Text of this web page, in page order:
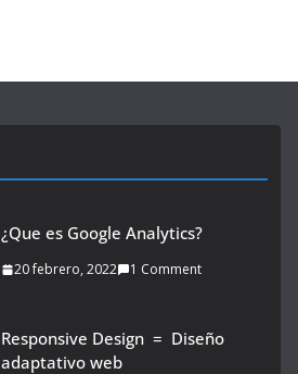
¿Que es Google Analytics?
20 febrero, 2022 1 Comment
Responsive Design = Diseño
adaptativo web